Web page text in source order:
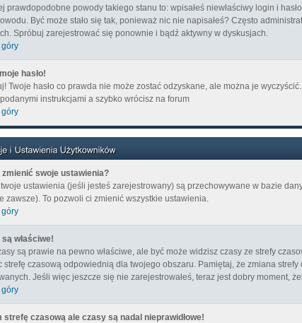
prawdopodobne powody takiego stanu to: wpisałeś niewłaściwy login i
Być może stało się tak, ponieważ nic nie napisałeś? Często
Spróbuj zarejestrować się ponownie i bądź aktywny w dyskusjach.
góry
hasło!
Twoje hasło co prawda nie może zostać odzyskane, ale można je
instrukcjami a szybko wrócisz na forum
góry
swoje ustawienia?
ustawienia (jeśli jesteś zarejestrowany) są przechowywane w bazie
zawsze). To pozwoli ci zmienić wszystkie ustawienia.
góry
właściwe!
są prawie na pewno właściwe, ale być może widzisz czasy ze strefy
strefę czasową odpowiednią dla twojego obszaru. Pamiętaj, że zmiana
Jeśli więc jeszcze się nie zarejestrowałeś, teraz jest dobry moment,
góry
strefę czasową ale czasy są nadal nieprawidłowe!